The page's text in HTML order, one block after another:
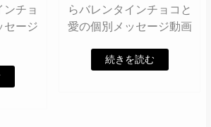
チョ
セージ
らバレンタインチョコと
愛の個別メッセージ動画
続きを読む